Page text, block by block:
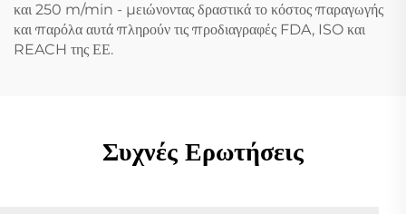
και 250 m/min - μειώνοντας δραστικά το κόστος παραγωγής
και παρόλα αυτά πληρούν τις προδιαγραφές FDA, ISO και
REACH της ΕΕ.
Συχνές Ερωτήσεις